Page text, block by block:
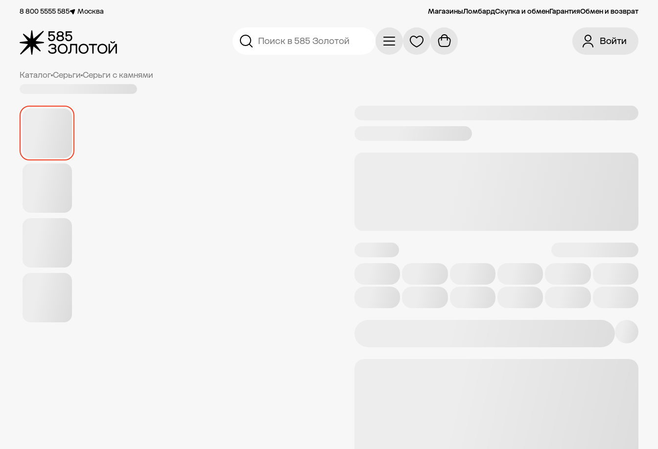
8 800 5555 585 Москва МагазиныЛомбардСкупка и обменГарантияОбмен и возврат
Поиск в 585 Золотой Войти
Каталог Серьги Серьги с камнями